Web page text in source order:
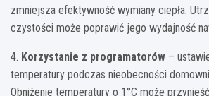
zmniejsza efektywność wymiany ciepła.
czystości może poprawić jego wydajność
4. Korzystanie z programatorów –
temperatury podczas nieobecności
Obniżenie temperatury o 1°C może